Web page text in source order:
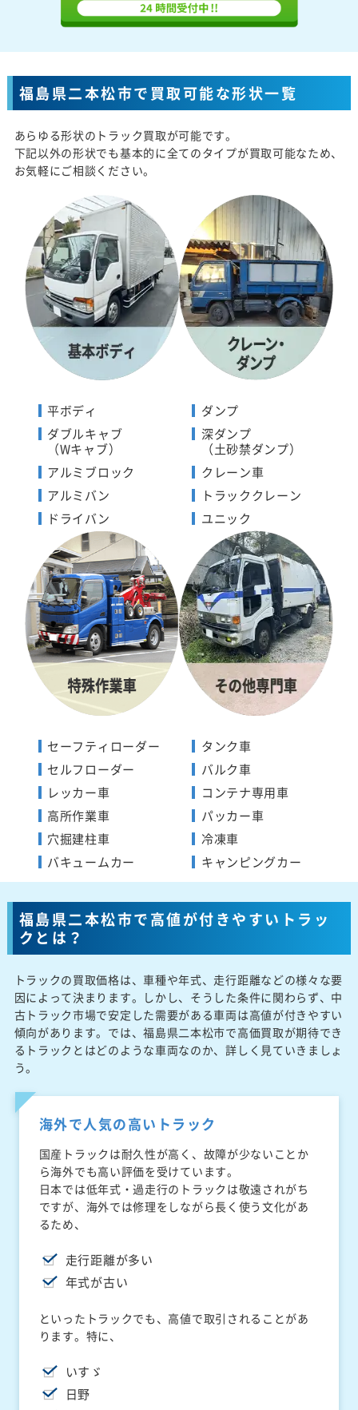
福島県二本松市で買取可能な形状一覧
あらゆる形状のトラック買取が可能です。
下記以外の形状でも基本的に全てのタイプが買取可能なため、
お気軽にご相談ください。
平ボディ
ダブルキャブ
（Wキャブ）
アルミブロック
アルミバン
ドライバン
ダンプ
深ダンプ
（土砂禁ダンプ）
クレーン車
トラッククレーン
ユニック
セーフティローダー
セルフローダー
レッカー車
高所作業車
穴掘建柱車
バキュームカー
タンク車
バルク車
コンテナ専用車
パッカー車
冷凍車
キャンピングカー
福島県二本松市で高値が付きやすいトラッ
クとは？
トラックの買取価格は、車種や年式、走行距離などの様々な要
因によって決まります。しかし、そうした条件に関わらず、中
古トラック市場で安定した需要がある車両は高値が付きやすい
傾向があります。では、福島県二本松市で高価買取が期待でき
るトラックとはどのような車両なのか、詳しく見ていきましょ
う。
海外で人気の高いトラック
国産トラックは耐久性が高く、故障が少ないことか
ら海外でも高い評価を受けています。
日本では低年式・過走行のトラックは敬遠されがち
ですが、海外では修理をしながら長く使う文化があ
るため、
走行距離が多い
年式が古い
といったトラックでも、高値で取引されることがあ
ります。特に、
いすゞ
日野